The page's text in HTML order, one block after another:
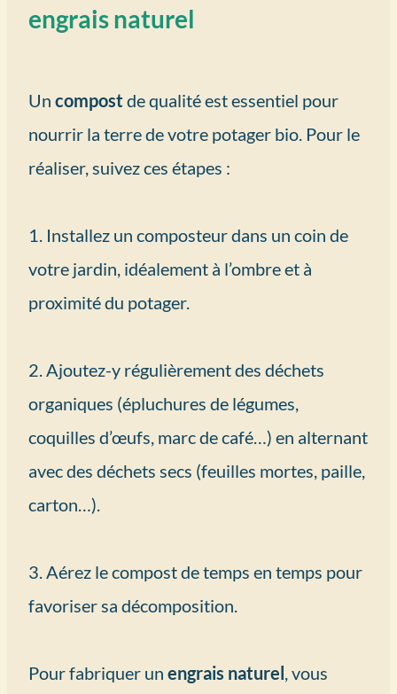
engrais naturel
Un compost de qualité est essentiel pour
nourrir la terre de votre potager bio. Pour le
réaliser, suivez ces étapes :
1. Installez un composteur dans un coin de
votre jardin, idéalement à l’ombre et à
proximité du potager.
2. Ajoutez-y régulièrement des déchets
organiques (épluchures de légumes,
coquilles d’œufs, marc de café…) en alternant
avec des déchets secs (feuilles mortes, paille,
carton…).
3. Aérez le compost de temps en temps pour
favoriser sa décomposition.
Pour fabriquer un engrais naturel, vous